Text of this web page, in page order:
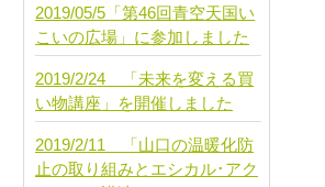
2019/05/5「第46回青空天国い
こいの広場」に参加しました
2019/2/24 「未来を変える買
い物講座」を開催しました
2019/2/11 「山口の温暖化防
止の取り組みとエシカル･アク